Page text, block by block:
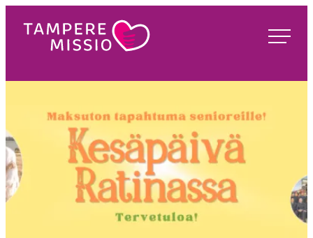
suoraan
sisältöön
TampereMissio